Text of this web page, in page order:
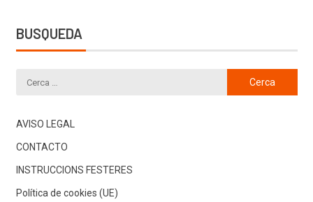
BUSQUEDA
AVISO LEGAL
CONTACTO
INSTRUCCIONS FESTERES
Política de cookies (UE)